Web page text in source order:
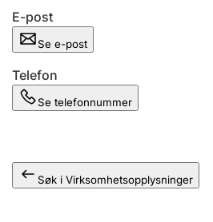
E-post
Se e-post
Telefon
Se telefonnummer
Søk i Virksomhetsopplysninger